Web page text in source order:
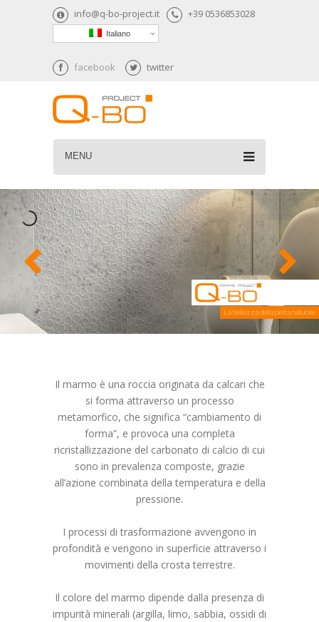
info@q-bo-project.it +39 0536853028
Italiano
facebook twitter
MENU
La bellezza della pietra naturale
Il marmo è una roccia originata da calcari che
si forma attraverso un processo
metamorfico, che significa “cambiamento di
forma”, e provoca una completa
ricristallizzazione del carbonato di calcio di cui
sono in prevalenza composte, grazie
all’azione combinata della temperatura e della
pressione.
I processi di trasformazione avvengono in
profondità e vengono in superficie attraverso i
movimenti della crosta terrestre.
Il colore del marmo dipende dalla presenza di
impurità minerali (argilla, limo, sabbia, ossidi di